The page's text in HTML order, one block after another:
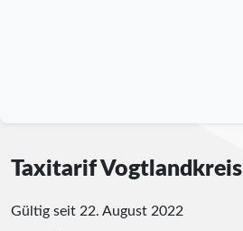
Taxitarif Vogtlandkreis
Gültig seit 22. August 2022